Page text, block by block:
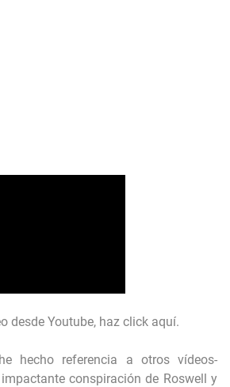
desde Youtube, haz click aquí.
hecho referencia a otros vídeos-
conspiración de Roswell y